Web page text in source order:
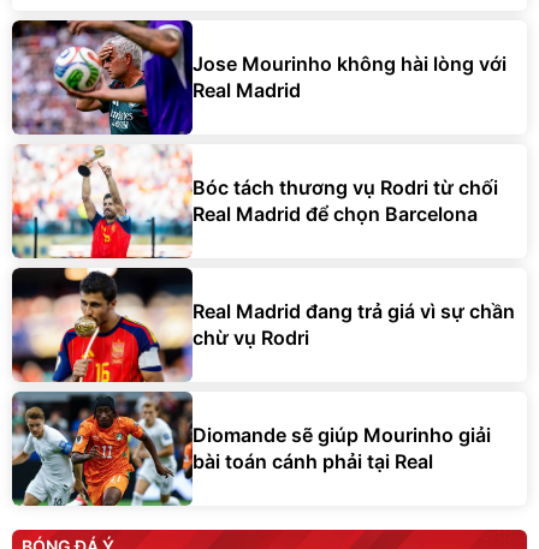
Jose Mourinho không hài lòng với
Real Madrid
Bóc tách thương vụ Rodri từ chối
Real Madrid để chọn Barcelona
Real Madrid đang trả giá vì sự chần
chừ vụ Rodri
Diomande sẽ giúp Mourinho giải
bài toán cánh phải tại Real